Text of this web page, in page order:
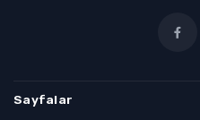
Sayfalar